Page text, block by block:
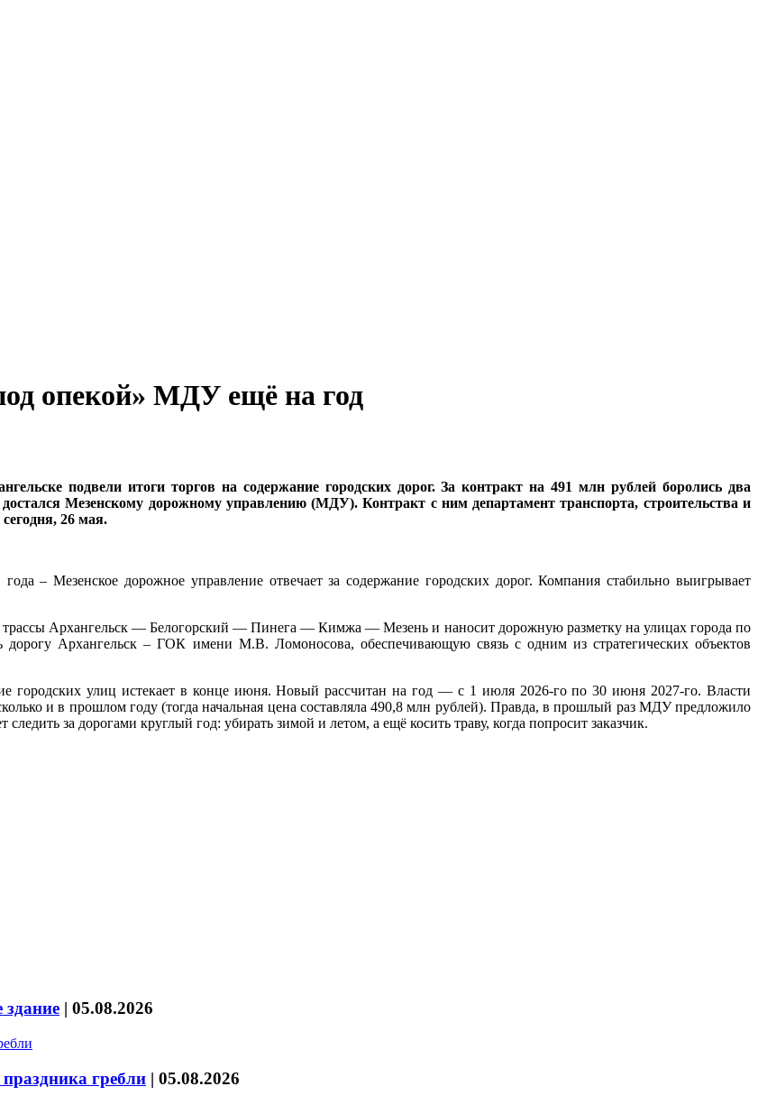
опекой» МДУ ещё на год
подвели итоги торгов на содержание городских дорог. За контракт на 491 млн рублей боролись два
Мезенскому дорожному управлению (МДУ). Контракт с ним департамент транспорта, строительства и
26 мая.
– Мезенское дорожное управление отвечает за содержание городских дорог. Компания стабильно выигрывает
трассы Архангельск — Белогорский — Пинега — Кимжа — Мезень и наносит дорожную разметку на улицах города по
Архангельск – ГОК имени М.В. Ломоносова, обеспечивающую связь с одним из стратегических объектов
городских улиц истекает в конце июня. Новый рассчитан на год — с 1 июля 2026‑го по 30 июня 2027‑го. Власти
и в прошлом году (тогда начальная цена составляла 490,8 млн рублей). Правда, в прошлый раз МДУ предложило
за дорогами круглый год: убирать зимой и летом, а ещё косить траву, когда попросит заказчик.
здание | 05.08.2026
гребли | 05.08.2026